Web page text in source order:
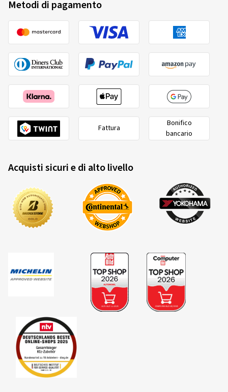
Metodi di pagamento
Fattura
Bonifico
bancario
Acquisti sicuri e di alto livello